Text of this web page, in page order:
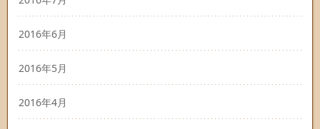
2016年6月
2016年5月
2016年4月